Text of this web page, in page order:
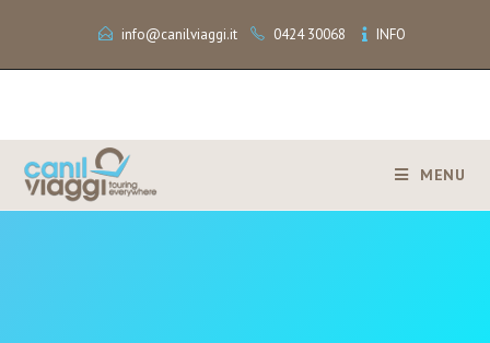
info@canilviaggi.it 0424 30068 INFO
MENU